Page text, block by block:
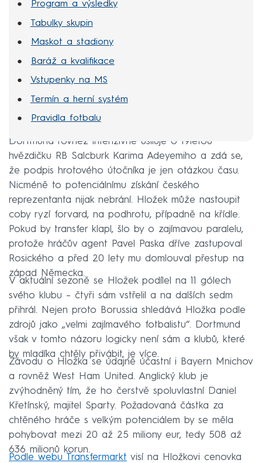
Program a výsledky
Tabulky skupin
Maskot a stadiony
Baráž a kvalifikace
Vstupenky na MS
Termín a herní systém
Pravidla fotbalu
Dortmund rovněž intenzivně usiluje o 19letou
hvězdičku RB Salcburk Karima Adeyemiho a zdá se,
že podpis hrotového útočníka je jen otázkou času.
Nicméně to potenciálnímu získání českého
reprezentanta nijak nebrání. Hložek může nastoupit
coby ryzí forvard, na podhrotu, případně na křídle.
Pokud by transfer klapl, šlo by o zajímavou paralelu,
protože hráčův agent Pavel Paska dříve zastupoval
Rosického a před 20 lety mu domlouval přestup na
západ Německa.
V aktuální sezoně se Hložek podílel na 11 gólech
svého klubu – čtyři sám vstřelil a na dalších sedm
přihrál. Nejen proto Borussia shledává Hložka podle
zdrojů jako „velmi zajímavého fotbalistu“. Dortmund
však v tomto názoru logicky není sám a klubů, které
by mladíka chtěly přivábit, je více.
Závodu o Hložka se údajně účastní i Bayern Mnichov
a rovněž West Ham United. Anglický klub je
zvýhodněný tím, že ho čerstvě spoluvlastní Daniel
Křetínský, majitel Sparty. Požadovaná částka za
chtěného hráče s velkým potenciálem by se měla
pohybovat mezi 20 až 25 miliony eur, tedy 508 až
636 milionů korun.
Podle webu Transfermarkt visí na Hložkovi cenovka